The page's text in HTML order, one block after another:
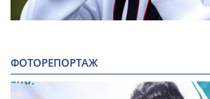
ФОТОРЕПОРТАЖ